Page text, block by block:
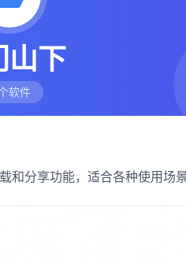
山下
软件
和分享功能，适合各种使用场